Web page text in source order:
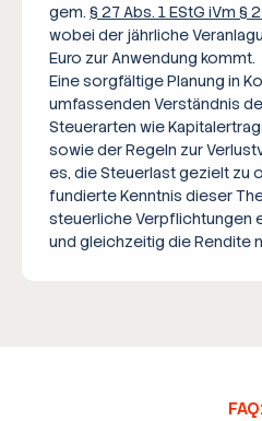
gem. § 27 Abs. 1 EStG iVm §
wobei der jährliche
Euro zur Anwendung kommt.
Eine sorgfältige Planung in
umfassenden Verständnis
Steuerarten wie
sowie der Regeln zur
es, die Steuerlast gezielt zu
fundierte Kenntnis dieser
steuerliche Verpflichtungen
und gleichzeitig die Rendite
FAQ: